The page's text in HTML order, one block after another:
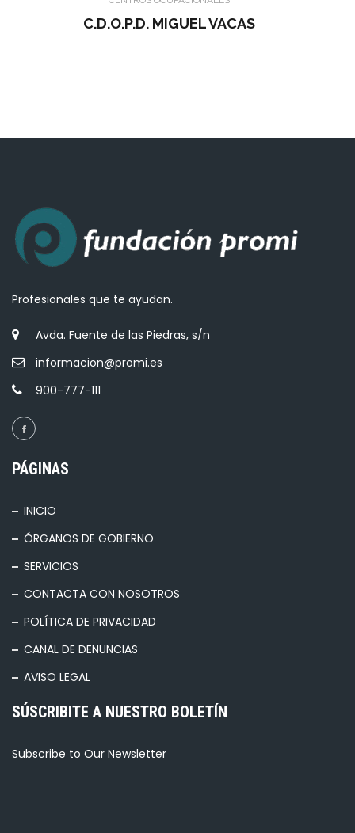
C.D.O.P.D. MIGUEL VACAS
Profesionales que te ayudan.
Avda. Fuente de las Piedras, s/n
informacion@promi.es
900-777-111
PÁGINAS
INICIO
ÓRGANOS DE GOBIERNO
SERVICIOS
CONTACTA CON NOSOTROS
POLÍTICA DE PRIVACIDAD
CANAL DE DENUNCIAS
AVISO LEGAL
SÚSCRIBITE A NUESTRO BOLETÍN
Subscribe to Our Newsletter